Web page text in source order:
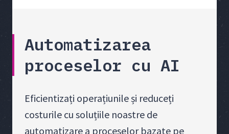
Automatizarea
proceselor cu AI
Eficientizați operațiunile și reduceți
costurile cu soluțiile noastre de
automatizare a proceselor bazate pe